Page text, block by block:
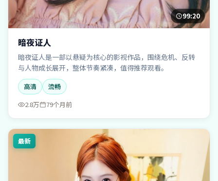
99:20
暗夜证人
暗夜证人是一部以悬疑为核心的影视作品，围绕危机、反转
与人物成长展开，整体节奏紧凑，值得推荐观看。
高清
流畅
2.8万
79个月前
最新